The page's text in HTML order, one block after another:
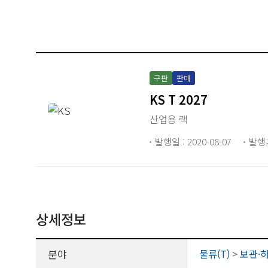
구판 판매
KS T 2027
산업용 랙
발행일 : 2020-08-07 발
상세정보
분야 물류(T) >보관·